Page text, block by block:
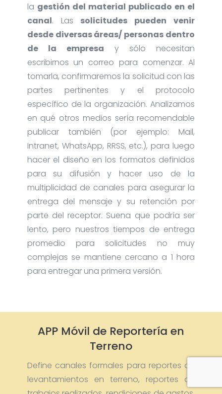
la gestión del material publicado en el
canal. Las solicitudes pueden venir
desde diversas áreas/ personas dentro
de la empresa y sólo necesitan
escribirnos un correo para comenzar. Al
tomarla, confirmaremos la solicitud con las
partes pertinentes y el protocolo
específico de la organización. Analizamos
en qué otros medios sería recomendable
publicar también (por ejemplo: Mail,
Intranet, WhatsApp, RRSS, etc.), para luego
hacer el diseño en los formatos definidos
para su difusión y hacer uso de la
multiplicidad de canales para asegurar la
entrega del mensaje y su retención por
parte del receptor. Suena que podría ser
lento, pero nuestros tiempos de entrega
promedio para solicitudes no muy
complejas se mantiene cercano a 1 hora
para entregar una primera versión.
APP Móvil de Reportería en
Terreno
Define canales formales para reportes de
levantamientos en terreno, reportes de